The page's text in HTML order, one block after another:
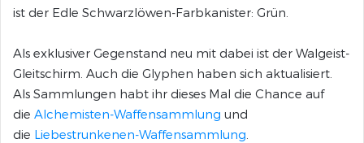
ist der Edle Schwarzlöwen-Farbkanister: Grün.
Als exklusiver Gegenstand neu mit dabei ist der Walgeist-
Gleitschirm. Auch die Glyphen haben sich aktualisiert.
Als Sammlungen habt ihr dieses Mal die Chance auf
die Alchemisten-Waffensammlung und
die Liebestrunkenen-Waffensammlung